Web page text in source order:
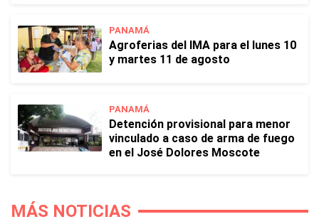
PANAMÁ
Agroferias del IMA para el lunes 10
y martes 11 de agosto
PANAMÁ
Detención provisional para menor
vinculado a caso de arma de fuego
en el José Dolores Moscote
MÁS NOTICIAS